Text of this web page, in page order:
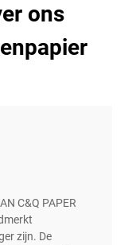
ons
C&Q PAPER
zijn. De